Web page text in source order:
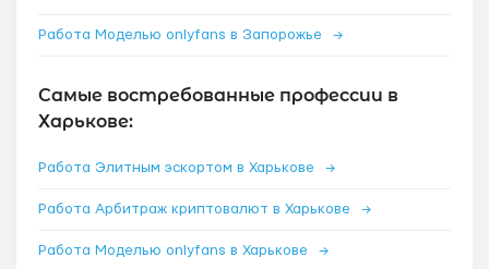
Работа Моделью onlyfans в Запорожье →
Самые востребованные профессии в
Харькове:
Работа Элитным эскортом в Харькове →
Работа Арбитраж криптовалют в Харькове →
Работа Моделью onlyfans в Харькове →